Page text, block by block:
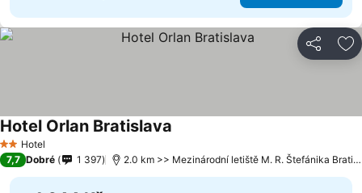
Sdílet
2 Počet hvězdiček
Hotel
Hotel Orlan Bratislava
7,7 Dobré 1 397 2.0 km >> Mezinárodní letiště M. R. Štefánika Bratislava